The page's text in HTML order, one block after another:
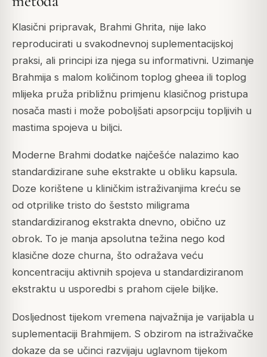
Klasični pripravak, Brahmi Ghrita, nije lako
reproducirati u svakodnevnoj suplementacijskoj
praksi, ali principi iza njega su informativni. Uzimanje
Brahmija s malom količinom toplog gheea ili toplog
mlijeka pruža približnu primjenu klasičnog pristupa
nosača masti i može poboljšati apsorpciju topljivih u
mastima spojeva u biljci.
Moderne Brahmi dodatke najčešće nalazimo kao
standardizirane suhe ekstrakte u obliku kapsula.
Doze korištene u kliničkim istraživanjima kreću se
od otprilike tristo do šeststo miligrama
standardiziranog ekstrakta dnevno, obično uz
obrok. To je manja apsolutna težina nego kod
klasične doze churna, što odražava veću
koncentraciju aktivnih spojeva u standardiziranom
ekstraktu u usporedbi s prahom cijele biljke.
Dosljednost tijekom vremena najvažnija je varijabla u
suplementaciji Brahmijem. S obzirom na istraživačke
dokaze da se učinci razvijaju uglavnom tijekom